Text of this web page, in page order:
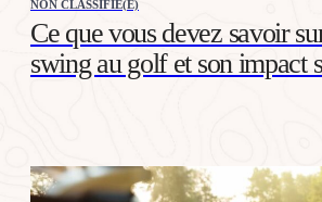
NON CLASSIFIÉ(E)
Ce que vous devez savoir
swing au golf et son impact